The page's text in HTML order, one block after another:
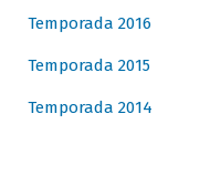
Temporada 2016
Temporada 2015
Temporada 2014